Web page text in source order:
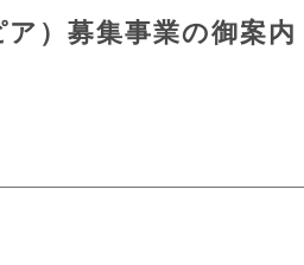
）募集事業の御案内